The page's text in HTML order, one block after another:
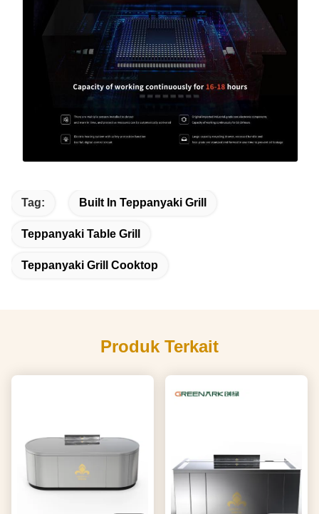
Tag: Built In Teppanyaki Grill
Teppanyaki Table Grill
Teppanyaki Grill Cooktop
Produk Terkait